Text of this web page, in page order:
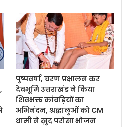
पुष्पवर्षा, चरण प्रक्षालन कर
देवभूमि उत्तराखंड ने किया
शिवभक्त कांवड़ियों का
अभिनंदन, श्रद्धालुओं को CM
धामी ने ख़ुद परोसा भोजन